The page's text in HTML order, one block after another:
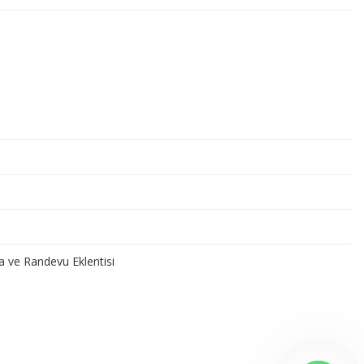
ve Randevu Eklentisi